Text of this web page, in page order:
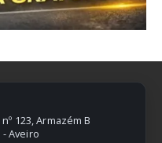
123, Armazém B
Aveiro